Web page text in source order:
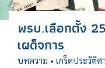
พรบ.เลือกตั้ง
เผด็จการ
บทความ • เกร็ดประวัติศ